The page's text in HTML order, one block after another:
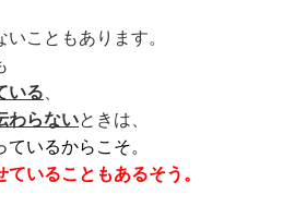
こともあります。
いる
わらないときは、
いるからこそ。
いることもあるそう。